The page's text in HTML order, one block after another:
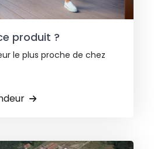
produit ?
le plus proche de chez